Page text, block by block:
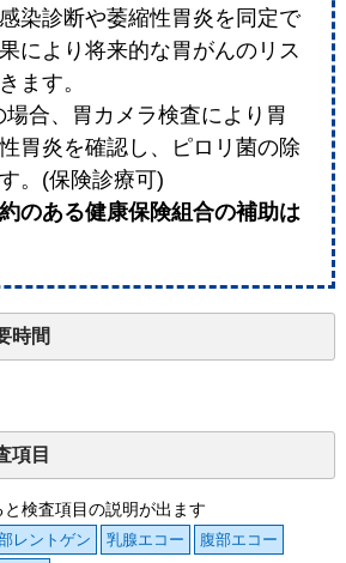
染診断や萎縮性胃炎を同定で
により将来的な胃がんのリス
ます。
合、胃カメラ検査により胃
胃炎を確認し、ピロリ菌の除
。(保険診療可)
のある健康保険組合の補助は
時間
項目
検査項目の説明が出ます
レントゲン 乳腺エコー
腹部エコー